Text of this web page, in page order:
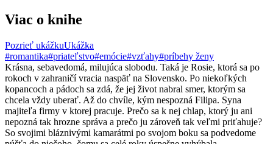
Viac o knihe
Pozrieť ukážkuUkážka
#romantika#priateľstvo#emócie#vzťahy#príbehy ženy
Krásna, sebavedomá, milujúca slobodu. Taká je Rosie, ktorá sa po
rokoch v zahraničí vracia naspäť na Slovensko. Po niekoľkých
kopancoch a pádoch sa zdá, že jej život nabral smer, ktorým sa
chcela vždy uberať. Až do chvíle, kým nespozná Filipa. Syna
majiteľa firmy v ktorej pracuje. Prečo sa k nej chlap, ktorý ju ani
nepozná tak hrozne správa a prečo ju zároveň tak veľmi priťahuje?
So svojimi bláznivými kamarátmi po svojom boku sa podvedome